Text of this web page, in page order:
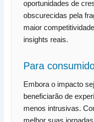
oportunidades de
obscurecidas pela
maior
insights reais.
Para
Embora o impacto
beneficiarão de
menos intrusivas.